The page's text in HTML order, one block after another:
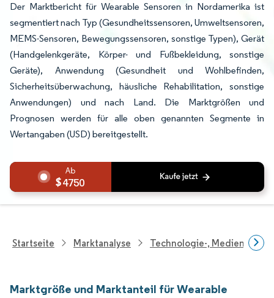
Der Marktbericht für Wearable Sensoren in Nordamerika ist
segmentiert nach Typ (Gesundheitssensoren, Umweltsensoren,
MEMS-Sensoren, Bewegungssensoren, sonstige Typen), Gerät
(Handgelenkgeräte, Körper- und Fußbekleidung, sonstige
Geräte), Anwendung (Gesundheit und Wohlbefinden,
Sicherheitsüberwachung, häusliche Rehabilitation, sonstige
Anwendungen) und nach Land. Die Marktgrößen und
Prognosen werden für alle oben genannten Segmente in
Wertangaben (USD) bereitgestellt.
4750
Startseite Marktanalyse Technologie-, Medien- Und
Marktgröße und Marktanteil für Wearable